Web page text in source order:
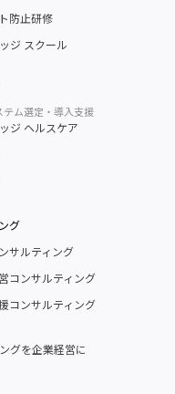
防止研修
ジ スクール
テム選定・導入支援
ジ ヘルスケア
グ
サルティング
コンサルティング
コンサルティング
グを企業経営に